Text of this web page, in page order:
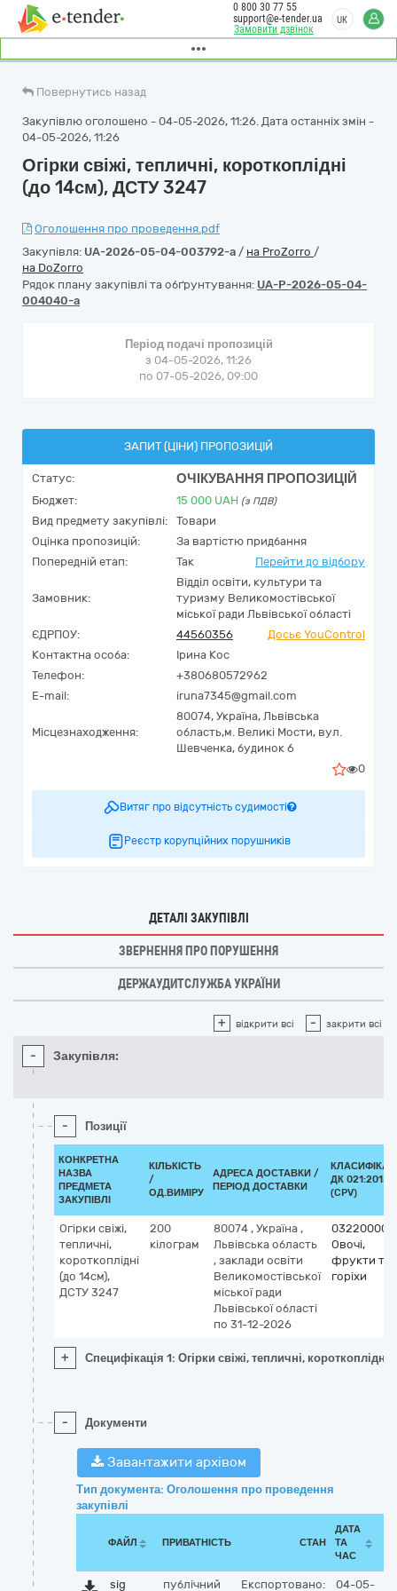
Замовити дзвінок
0 800 30 77 55
support@e-tender.ua
UK
Повернутись назад
Закупівлю оголошено - 04-05-2026, 11:26. Дата останніх змін -
04-05-2026, 11:26
Огірки свіжі, тепличні, короткоплідні
(до 14см), ДСТУ 3247
Оголошення про проведення.pdf
Закупівля: UA-2026-05-04-003792-a / на ProZorro /
на DoZorro
Рядок плану закупівлі та обґрунтування: UA-P-2026-05-04-
004040-a
Період подачі пропозицій
з 04-05-2026, 11:26
по 07-05-2026, 09:00
ЗАПИТ (ЦІНИ) ПРОПОЗИЦІЙ
Статус: ОЧІКУВАННЯ ПРОПОЗИЦІЙ
Бюджет: 15 000 UAH (з ПДВ)
Вид предмету закупівлі:
Товари
Оцінка пропозицій:
За вартістю придбання
Попередній етап:
Так Перейти до відбору
Замовник:
Відділ освіти, культури та
туризму Великомостівської
міської ради Львівської області
ЄДРПОУ:
44560356
Досьє YouControl
Контактна особа:
Ірина Кос
Телефон:
+380680572962
E-mail:
iruna7345@gmail.com
Місцезнаходження:
80074, Україна, Львівська
область,м. Великі Мости, вул.
Шевченка, будинок 6
0
Витяг про відсутність судимості
Реєстр корупційних порушників
ДЕТАЛІ ЗАКУПІВЛІ
ЗВЕРНЕННЯ ПРО ПОРУШЕННЯ
ДЕРЖАУДИТСЛУЖБА УКРАЇНИ
+ відкрити всі - закрити всі
- Закупівля:
- Позиції
КОНКРЕТНА
НАЗВА
ПРЕДМЕТА
ЗАКУПІВЛІ
КІЛЬКІСТЬ
/
ОД.ВИМІРУ
АДРЕСА ДОСТАВКИ /
ПЕРІОД ДОСТАВКИ
ДК 021:2015
(CPV)
Огірки свіжі,
тепличні,
короткоплідні
(до 14см),
ДСТУ 3247
200
кілограм
80074 , Україна ,
Львівська область
, заклади освіти
Великомостівської
міської ради
Львівської області
по 31-12-2026
03220000-
Овочі,
фрукти та
горіхи
+ Специфікація 1: Огірки свіжі, тепличні,
- Документи
Завантажити архівом
Тип документа: Оголошення про проведення
закупівлі
ФАЙЛ ПРИВАТНІСТЬ СТАН
ДАТА
ТА
ЧАС
sig публічний Експортовано: 04-05-